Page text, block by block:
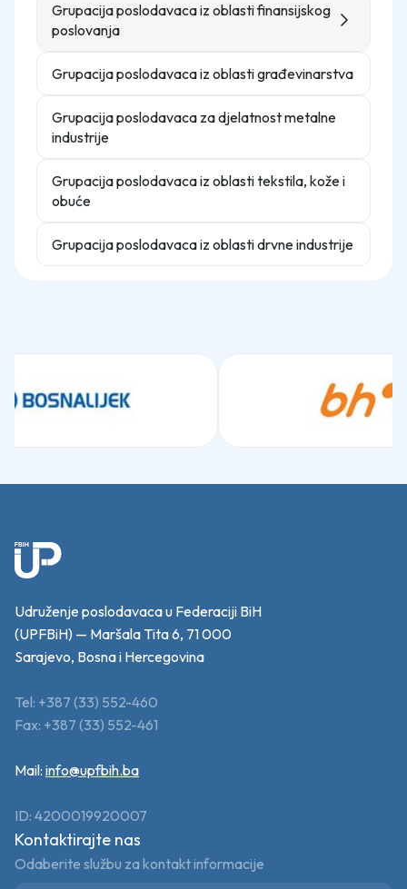
Grupacija poslodavaca iz oblasti finansijskog
poslovanja
Grupacija poslodavaca iz oblasti građevinarstva
Grupacija poslodavaca za djelatnost metalne
industrije
Grupacija poslodavaca iz oblasti tekstila, kože i
obuće
Grupacija poslodavaca iz oblasti drvne industrije
Udruženje poslodavaca u Federaciji BiH
(UPFBiH) — Maršala Tita 6, 71 000
Sarajevo, Bosna i Hercegovina
Tel: +387 (33) 552-460
Fax: +387 (33) 552-461
Mail: info@upfbih.ba
ID: 4200019920007
Kontaktirajte nas
Odaberite službu za kontakt informacije